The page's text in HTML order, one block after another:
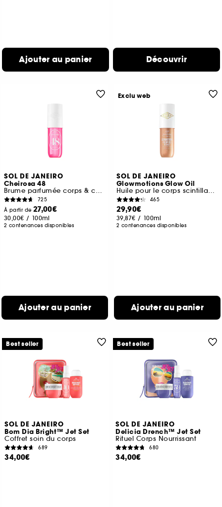
Ajouter au panier Découvrir
SOL DE JANEIRO
Cheirosa 48
Brume parfumée corps & cheveux
725
À partir de 27,00€
30,00€ / 100ml
2 contenances disponibles
Ajouter au panier
SOL DE JANEIRO
Glowmotions Glow Oil
Huile pour le corps scintillante & nourissante
465
29,90€
39,87€ / 100ml
2 contenances disponibles
Ajouter au panier
Exclu web
SOL DE JANEIRO
Bom Dia Bright™ Jet Set
Coffret soin du corps
689
34,00€
Best seller
SOL DE JANEIRO
Delicia Drench™ Jet Set
Rituel Corps Nourrissant
680
34,00€
Best seller